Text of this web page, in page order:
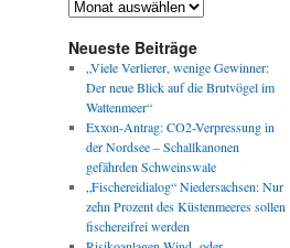
Archiv
Neueste Beiträge
„Viele Verlierer, wenige Gewinner:
Der neue Blick auf die Brutvögel im
Wattenmeer“
Exxon-Antrag: CO2-Verpressung in
der Nordsee – Schallkanonen
gefährden Schweinswale
„Fischereidialog“ Niedersachsen: Nur
zehn Prozent des Küstenmeeres sollen
fischereifrei werden